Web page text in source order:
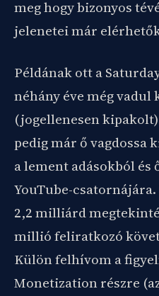
meg hogy bizonyos
jelenetei már
Példának ott a
néhány éve még vadul
(jogellenesen
pedig már ő vagdossa
a lement adásokból és
YouTube-csatornájára.
2,2 milliárd
millió feliratkozó
Külön felhívom a
Monetization részre